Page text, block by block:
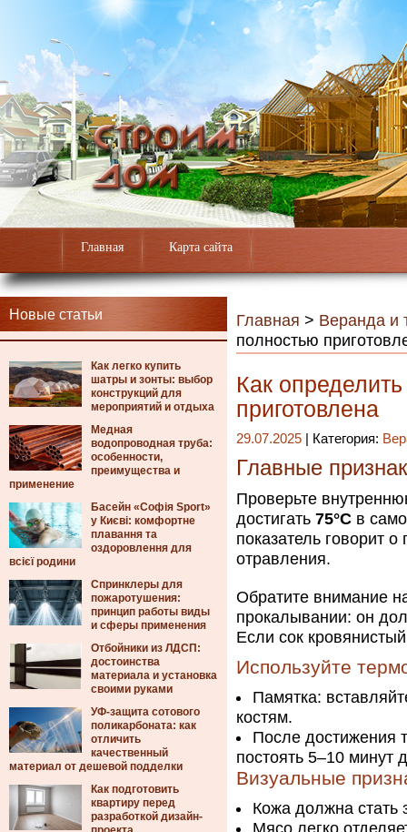
Главная Карта сайта
Новые статьи
Как легко купить
шатры и зонты: выбор
конструкций для
мероприятий и отдыха
Медная
водопроводная труба:
особенности,
преимущества и
применение
Басейн «Софія Sport»
у Києві: комфортне
плавання та
оздоровлення для
всієї родини
Спринклеры для
пожаротушения:
принцип работы виды
и сферы применения
Отбойники из ЛДСП:
достоинства
материала и установка
своими руками
УФ-защита сотового
поликарбоната: как
отличить
качественный
материал от дешевой подделки
Как подготовить
квартиру перед
разработкой дизайн-
Главная > Веранда и
полностью
Как
приготовлена
29.07.2025 | Категория:
Главные
Проверьте
достигать 75°C в
показатель говорит
отравления.
Обратите внимание
прокалывании: он
Если сок
Используйте
Памятка:
костям.
После достижения
постоять 5–10 минут
Визуальные
Кожа должна стать
Мясо легко